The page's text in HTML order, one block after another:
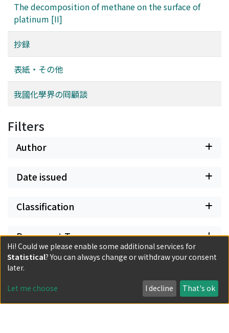
The decomposition of methane on the surface of
platinum [II]
抄録
表紙・その他
我國化學界の囘顧談
Filters
Author
Date issued
Classification
Document Type
Has files
Hi! Could we please enable some additional services for
Statistical? You can always change or withdraw your consent
later.
Let me choose I decline That's ok